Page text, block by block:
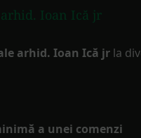
Ioan Ică jr
arhid. Ioan Ică jr la
a unei comenzi